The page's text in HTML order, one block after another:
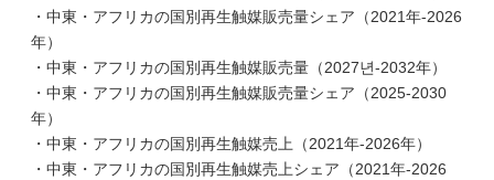
・中東・アフリカの国別再生触媒販売量シェア（2021年-2026
年）
・中東・アフリカの国別再生触媒販売量（2027년-2032年）
・中東・アフリカの国別再生触媒販売量シェア（2025-2030
年）
・中東・アフリカの国別再生触媒売上（2021年-2026年）
・中東・アフリカの国別再生触媒売上シェア（2021年-2026